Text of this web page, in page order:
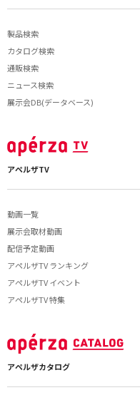
製品検索
カタログ検索
通販検索
ニュース検索
展示会DB(データベース)
アペルザTV
動画一覧
展示会取材動画
配信予定動画
アペルザTV ランキング
アペルザTV イベント
アペルザTV 特集
アペルザカタログ